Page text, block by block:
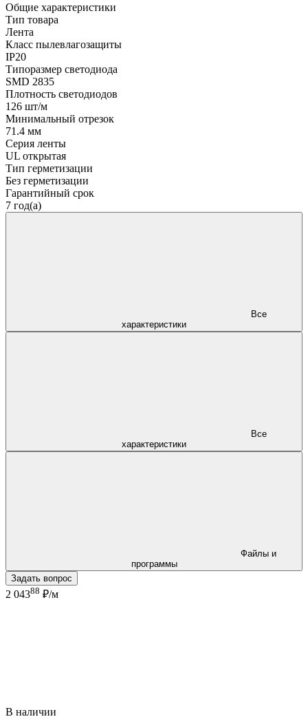
Общие характеристики
Тип товара
Лента
Класс пылевлагозащиты
IP20
Типоразмер светодиода
SMD 2835
Плотность светодиодов
126 шт/м
Минимальный отрезок
71.4 мм
Серия ленты
UL открытая
Тип герметизации
Без герметизации
Гарантийный срок
7 год(а)
характеристики
характеристики
программы
Задать вопрос
2 04388 ₽/м
В наличии